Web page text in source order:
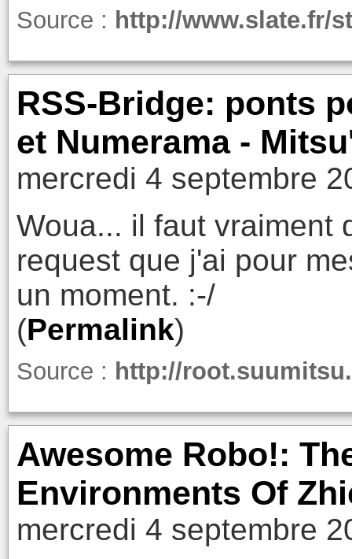
Source : http://www.slate.fr/
RSS-Bridge: ponts
et Numerama -
mercredi 4 septembre
Woua... il faut vraiment
request que j'ai pour
un moment. :-/
(Permalink)
Source : http://
Awesome Robo!:
Environments Of
mercredi 4 septembre